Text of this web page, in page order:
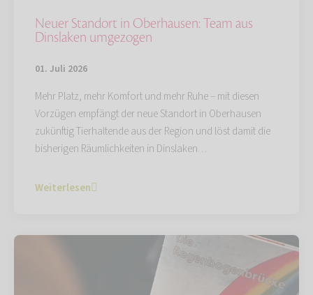
Neuer Standort in Oberhausen: Team aus
Dinslaken umgezogen
01. Juli 2026
Mehr Platz, mehr Komfort und mehr Ruhe – mit diesen
Vorzügen empfängt der neue Standort in Oberhausen
zukünftig Tierhaltende aus der Region und löst damit die
bisherigen Räumlichkeiten in Dinslaken…
Weiterlesen